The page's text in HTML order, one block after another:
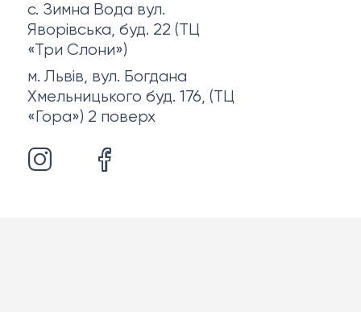
с. Зимна Вода вул.
Яворівська, буд. 22 (ТЦ
«Три Слони»)
м. Львів, вул. Богдана
Хмельницького буд. 176, (ТЦ
«Гора») 2 поверх